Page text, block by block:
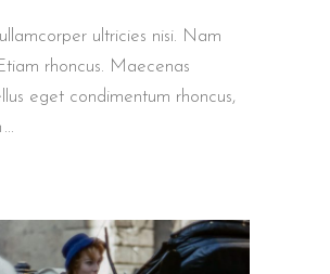
ultricies nisi. Nam
rhoncus. Maecenas
eget condimentum rhoncus,